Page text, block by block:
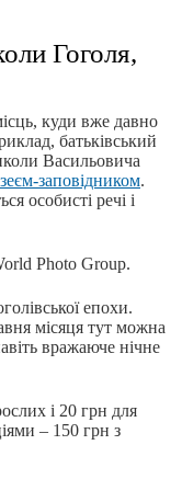
Гоголя,
куди вже давно
батьківський
Васильовича
заповідником.
особисті речі і
Photo Group.
епохи.
місяця тут можна
вражаюче нічне
і 20 грн для
– 150 грн з